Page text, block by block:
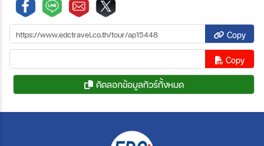
Copy
Copy
คัดลอกข้อมูลทัวร์ทั้งหมด